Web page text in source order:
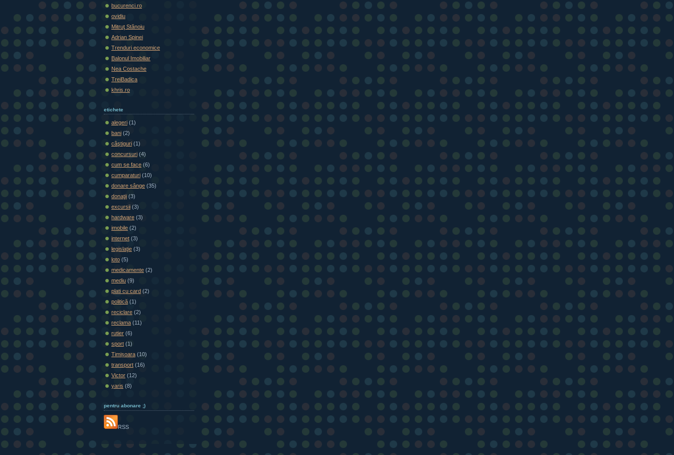
bucurenci.ro
ovidiu
Mitruţ Stănoiu
Adrian Spinei
Trenduri economice
Balonul Imobiliar
Nea Costache
TreiBadica
khris.ro
etichete
alegeri (1)
bani (2)
câştiguri (1)
concursuri (4)
cum se face (6)
cumparaturi (10)
donare sânge (35)
donaţii (3)
excursii (3)
hardware (3)
imobile (2)
internet (3)
legislaţie (3)
loto (5)
medicamente (2)
mediu (9)
plati cu card (2)
politică (1)
reciclare (2)
reclama (11)
rutier (6)
sport (1)
Timișoara (10)
transport (16)
Victor (12)
yaris (8)
pentru abonare ;)
RSS